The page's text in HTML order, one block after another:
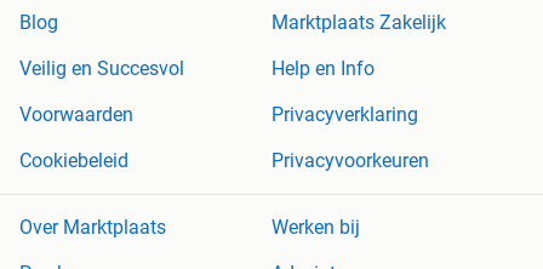
Blog
Marktplaats Zakelijk
Veilig en Succesvol
Help en Info
Voorwaarden
Privacyverklaring
Cookiebeleid
Privacyvoorkeuren
Over Marktplaats
Werken bij